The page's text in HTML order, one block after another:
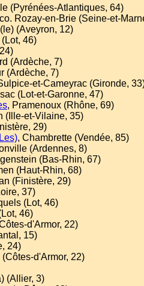
(Pyrénées-Atlantiques, 64)
Rozay-en-Brie (Seine-et-
(Aveyron, 12)
46)
(Ardèche, 7)
(Ardèche, 7)
et-Cameyrac (Gironde,
(Lot-et-Garonne, 47)
, Pramenoux (Rhône, 69)
(Ille-et-Vilaine, 35)
29)
, Chambrette (Vendée, 85)
(Ardennes, 8)
(Bas-Rhin, 67)
(Haut-Rhin, 68)
(Finistère, 29)
37)
(Lot, 46)
46)
d'Armor, 22)
15)
24)
d'Armor, 22)
(Allier, 3)